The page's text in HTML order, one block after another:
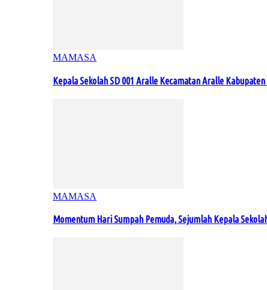
MAMASA
Kepala Sekolah SD 001 Aralle Kecamatan Aralle
MAMASA
Momentum Hari Sumpah Pemuda, Sejumlah Kepala